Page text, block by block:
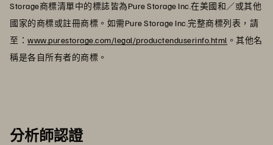
Storage商標清單中的標誌皆為Pure Storage Inc.在美國和／或其他
國家的商標或註冊商標。如需Pure Storage Inc.完整商標列表，請
至： www.purestorage.com/legal/productenduserinfo.html 。其他名
稱是各自所有者的商標。
分析師認證